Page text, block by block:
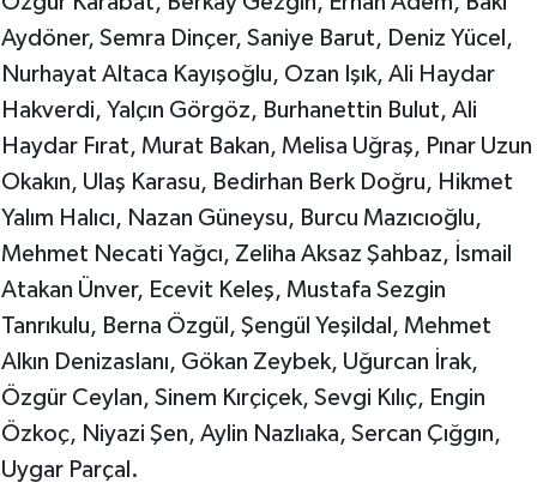
Aydöner, Semra Dinçer, Saniye Barut, Deniz Yücel,
Nurhayat Altaca Kayışoğlu, Ozan Işık, Ali Haydar
Hakverdi, Yalçın Görgöz, Burhanettin Bulut, Ali
Haydar Fırat, Murat Bakan, Melisa Uğraş, Pınar Uzun
Okakın, Ulaş Karasu, Bedirhan Berk Doğru, Hikmet
Yalım Halıcı, Nazan Güneysu, Burcu Mazıcıoğlu,
Mehmet Necati Yağcı, Zeliha Aksaz Şahbaz, İsmail
Atakan Ünver, Ecevit Keleş, Mustafa Sezgin
Tanrıkulu, Berna Özgül, Şengül Yeşildal, Mehmet
Alkın Denizaslanı, Gökan Zeybek, Uğurcan İrak,
Özgür Ceylan, Sinem Kırçiçek, Sevgi Kılıç, Engin
Özkoç, Niyazi Şen, Aylin Nazlıaka, Sercan Çığgın,
Uygar Parçal.